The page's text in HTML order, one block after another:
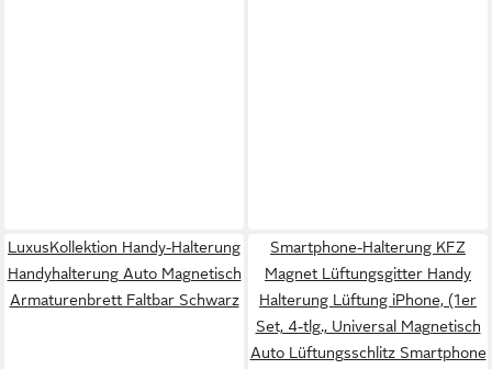
LuxusKollektion Handy-Halterung
Handyhalterung Auto Magnetisch
Armaturenbrett Faltbar Schwarz
Smartphone-Halterung KFZ
Magnet Lüftungsgitter Handy
Halterung Lüftung iPhone, (1er
Set, 4-tlg., Universal Magnetisch
Auto Lüftungsschlitz Smartphone